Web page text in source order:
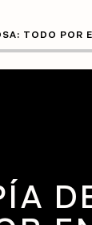
TODO POR